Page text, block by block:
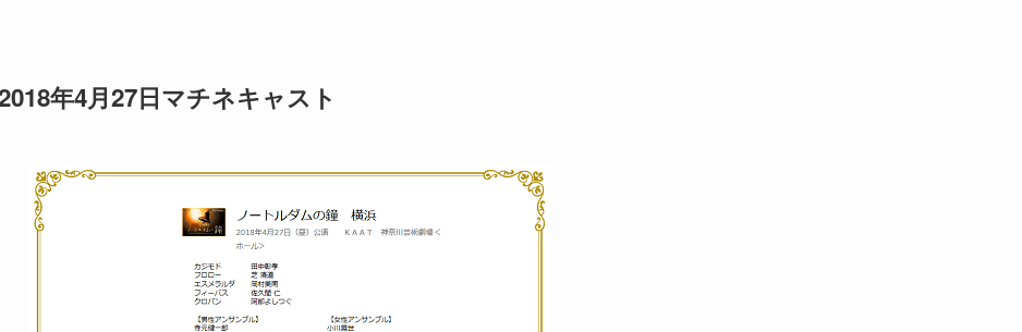
年4月27日マチネキャスト